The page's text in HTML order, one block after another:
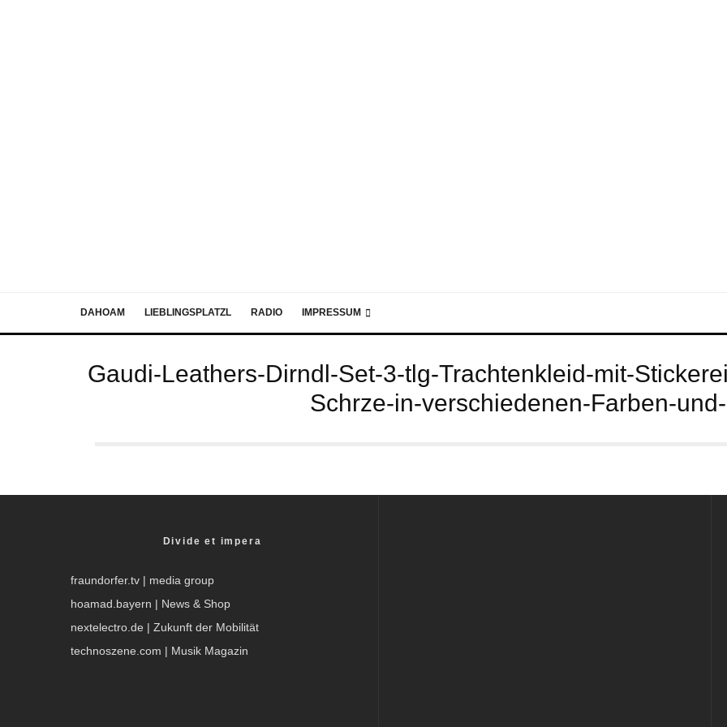
DAHOAM LIEBLINGSPLATZL RADIO IMPRESSUM
Gaudi-Leathers-Dirndl-Set-3-tlg-Trachtenkleid-mit-
Schrze-in-verschiedenen-Farben-
Divide et impera
fraundorfer.tv | media group
hoamad.bayern | News & Shop
nextelectro.de | Zukunft der Mobilität
technoszene.com | Musik Magazin